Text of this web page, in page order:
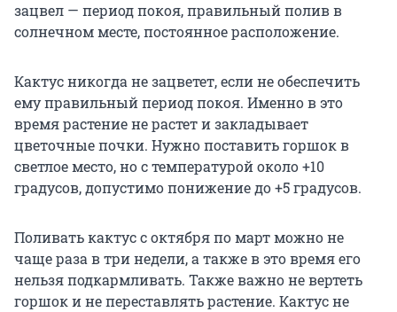
зацвел — период покоя, правильный полив в
солнечном месте, постоянное расположение.
Кактус никогда не зацветет, если не обеспечить
ему правильный период покоя. Именно в это
время растение не растет и закладывает
цветочные почки. Нужно поставить горшок в
светлое место, но с температурой около +10
градусов, допустимо понижение до +5 градусов.
Поливать кактус с октября по март можно не
чаще раза в три недели, а также в это время его
нельзя подкармливать. Также важно не вертеть
горшок и не переставлять растение. Кактус не